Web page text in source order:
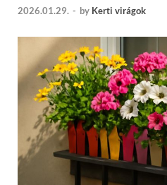
2026.01.29. - by Kerti virágok